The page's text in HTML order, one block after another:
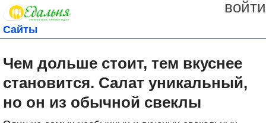
войти
Сайты
Чем дольше стоит, тем вкуснее
становится. Салат уникальный,
но он из обычной свеклы